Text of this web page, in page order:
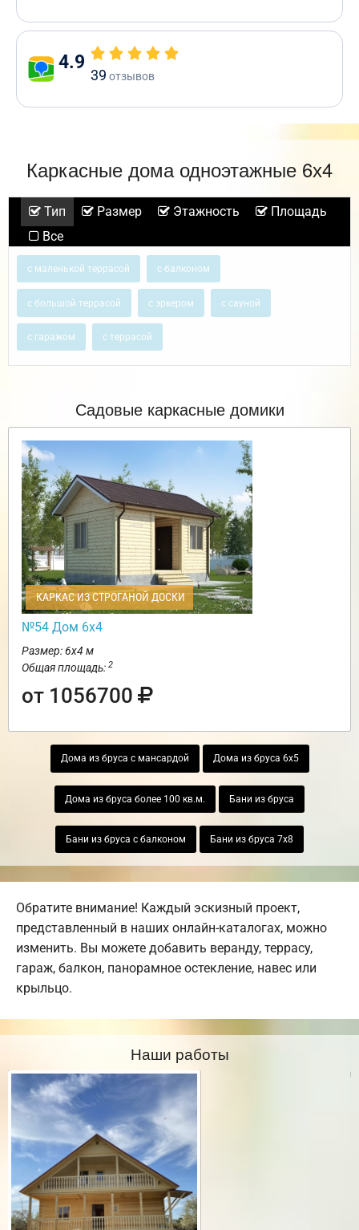
4.9
39 отзывов
Каркасные дома одноэтажные 6х4
Тип Размер Этажность
Площадь
Все
с маленькой террасой с балконом
с большой террасой с эркером с сауной
с гаражом с террасой
Садовые каркасные домики
КАРКАС ИЗ СТРОГАНОЙ ДОСКИ
№54 Дом 6х4
Размер: 6х4 м
Общая площадь: 2
от 1056700
Дома из бруса с мансардой Дома из бруса 6х5
Дома из бруса более 100 кв.м. Бани из бруса
Бани из бруса с балконом Бани из бруса 7х8
Обратите внимание! Каждый эскизный проект,
представленный в наших онлайн-каталогах, можно
изменить. Вы можете добавить веранду, террасу,
гараж, балкон, панорамное остекление, навес или
крыльцо.
Наши работы